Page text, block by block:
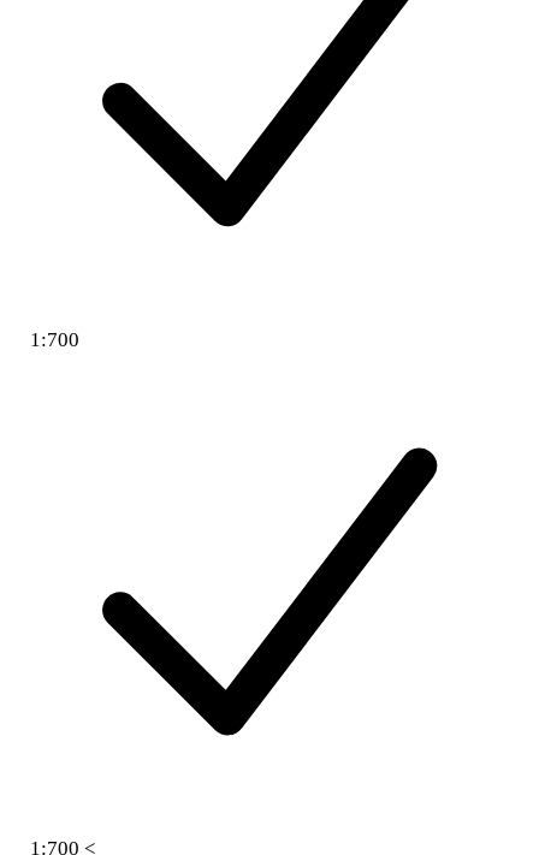
1:700
1:700 <